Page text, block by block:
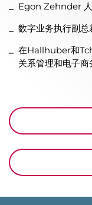
Egon Zehnder
数字业务执行副
在Hallhuber和
关系管理和电子商